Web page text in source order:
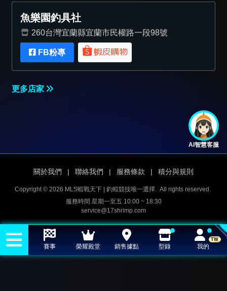
魚樂園釣具社
260台灣宜蘭縣宜蘭市民權路一段98號
FB粉專
更多店家
AI智慧客服
關於我們 | 聯絡我們 | 服務條款 | 積分與規則
Copyright © 2026 MLS蝦戰天下 | 釣蝦競技唯一選擇. All rights reserved.
服務時間 星期一至五 10:00 ~ 18:30
service@17shrimp.com
賽事 榮耀殿堂 銷售據點 型錄
TW
我的